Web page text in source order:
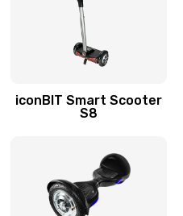
iconBIT Smart Scooter
S8